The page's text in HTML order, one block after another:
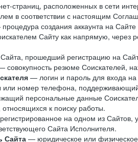
страниц, расположенных в сети
в соответствии с настоящим
создания аккаунта на
Сайту как напрямую,
прошедший регистрацию на
совокупность резюме Соискателей,
— логин и пароль для входа
или номер телефона,
персональные данные
к поиску работы.
на одном из Сайтов,
Сайта Исполнителя.
Сайта — юридическое или